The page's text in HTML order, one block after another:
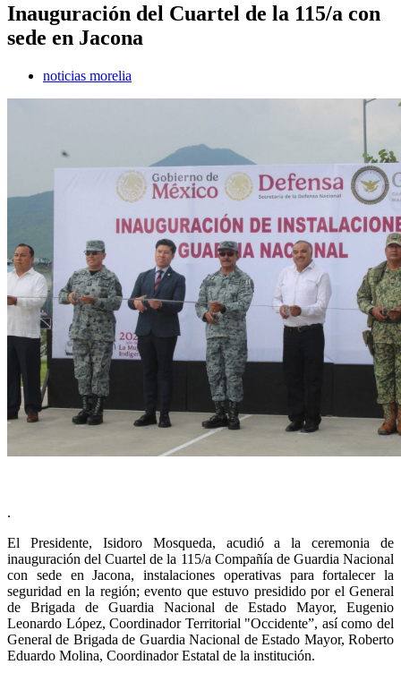
Inauguración del Cuartel de la 115/a con
sede en Jacona
noticias morelia
.
El Presidente, Isidoro Mosqueda, acudió a la ceremonia de
inauguración del Cuartel de la 115/a Compañía de Guardia Nacional
con sede en Jacona, instalaciones operativas para fortalecer la
seguridad en la región; evento que estuvo presidido por el General
de Brigada de Guardia Nacional de Estado Mayor, Eugenio
Leonardo López, Coordinador Territorial "Occidente”, así como del
General de Brigada de Guardia Nacional de Estado Mayor, Roberto
Eduardo Molina, Coordinador Estatal de la institución.